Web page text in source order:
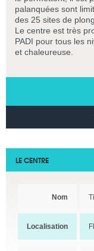
palanquées sont
des 25 sites de
Le centre est très
PADI pour tous les
et chaleureuse.
LE CENTRE
Nom
Localisation